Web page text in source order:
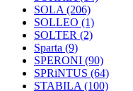
SOLA (206)
SOLLEO (1)
SOLTER (2)
Sparta (9)
SPERONI (90)
SPRiNTUS (64)
STABILA (100)